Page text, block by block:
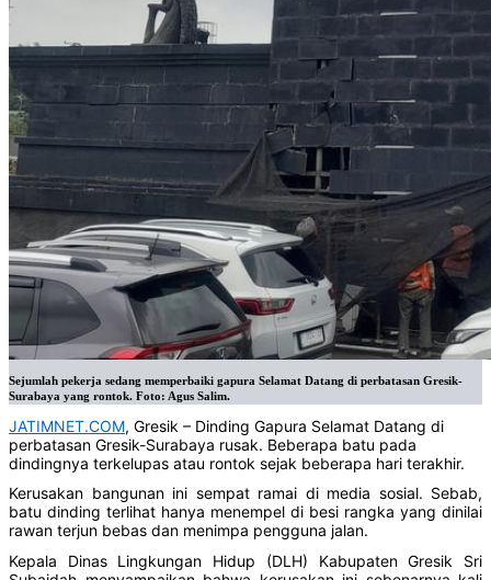
Sejumlah pekerja sedang memperbaiki gapura Selamat Datang di perbatasan Gresik-
Surabaya yang rontok. Foto: Agus Salim.
JATIMNET.COM, Gresik – Dinding Gapura Selamat Datang di
perbatasan Gresik-Surabaya rusak. Beberapa batu pada
dindingnya terkelupas atau rontok sejak beberapa hari terakhir.
Kerusakan bangunan ini sempat ramai di media sosial. Sebab,
batu dinding terlihat hanya menempel di besi rangka yang dinilai
rawan terjun bebas dan menimpa pengguna jalan.
Kepala Dinas Lingkungan Hidup (DLH) Kabupaten Gresik Sri